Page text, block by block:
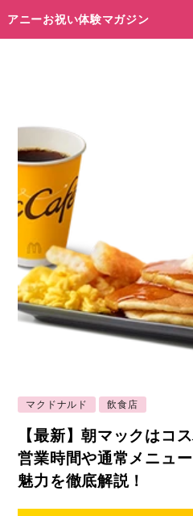
アニーお祝い体験マガジン
マクドナルド 飲食店
【最新】朝マックはコ
営業時間や通常メニュ
魅力を徹底解説！